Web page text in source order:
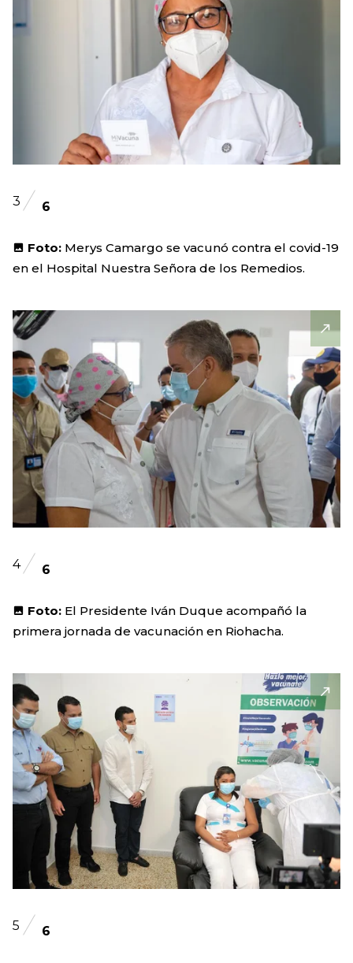
3 6
Foto: Merys Camargo se vacunó contra el covid-19
en el Hospital Nuestra Señora de los Remedios.
4 6
Foto: El Presidente Iván Duque acompañó la
primera jornada de vacunación en Riohacha.
5 6